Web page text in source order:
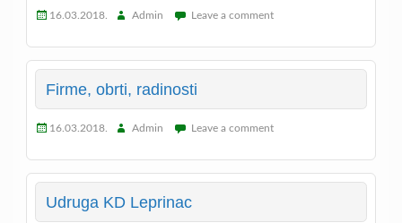
16.03.2018. Admin Leave a comment
Firme, obrti, radinosti
16.03.2018. Admin Leave a comment
Udruga KD Leprinac